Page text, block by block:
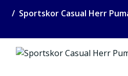
Sportskor Casual Herr